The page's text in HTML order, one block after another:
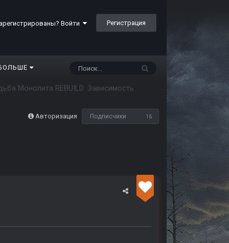
Войти Регистрация
Монолита REBUILD: Зависимость
Авторизация Подписчики 16